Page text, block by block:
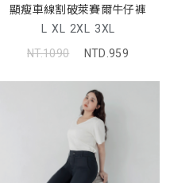
顯瘦車線割破萊賽爾牛仔褲
L XL 2XL 3XL
NT.1090
NTD.959